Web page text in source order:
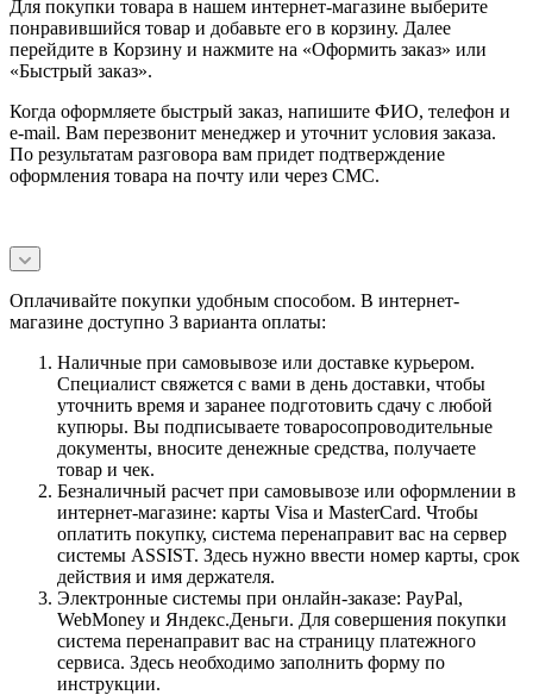
Для покупки товара в нашем интернет-магазине выберите
понравившийся товар и добавьте его в корзину. Далее
перейдите в Корзину и нажмите на «Оформить заказ» или
«Быстрый заказ».
Когда оформляете быстрый заказ, напишите ФИО, телефон и
e-mail. Вам перезвонит менеджер и уточнит условия заказа.
По результатам разговора вам придет подтверждение
оформления товара на почту или через СМС.
Оплачивайте покупки удобным способом. В интернет-
магазине доступно 3 варианта оплаты:
Наличные при самовывозе или доставке курьером.
Специалист свяжется с вами в день доставки, чтобы
уточнить время и заранее подготовить сдачу с любой
купюры. Вы подписываете товаросопроводительные
документы, вносите денежные средства, получаете
товар и чек.
Безналичный расчет при самовывозе или оформлении в
интернет-магазине: карты Visa и MasterCard. Чтобы
оплатить покупку, система перенаправит вас на сервер
системы ASSIST. Здесь нужно ввести номер карты, срок
действия и имя держателя.
Электронные системы при онлайн-заказе: PayPal,
WebMoney и Яндекс.Деньги. Для совершения покупки
система перенаправит вас на страницу платежного
сервиса. Здесь необходимо заполнить форму по
инструкции.